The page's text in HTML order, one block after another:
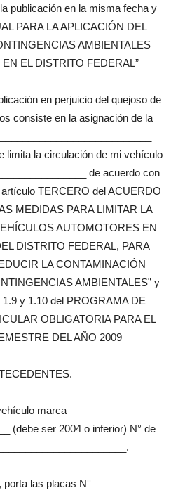
publicación en la misma fecha y
PARA LA APLICACIÓN DEL
AMBIENTALES
EL DISTRITO FEDERAL”
en perjuicio del quejoso de
consiste en la asignación de la
limita la circulación de mi vehículo
de acuerdo con
TERCERO del ACUERDO
MEDIDAS PARA LIMITAR LA
AUTOMOTORES EN
DISTRITO FEDERAL, PARA
LA CONTAMINACIÓN
AMBIENTALES” y
y 1.10 del PROGRAMA DE
OBLIGATORIA PARA EL
DEL AÑO 2009
marca ______________
(debe ser 2004 o inferior) N° de
las placas N° ____________